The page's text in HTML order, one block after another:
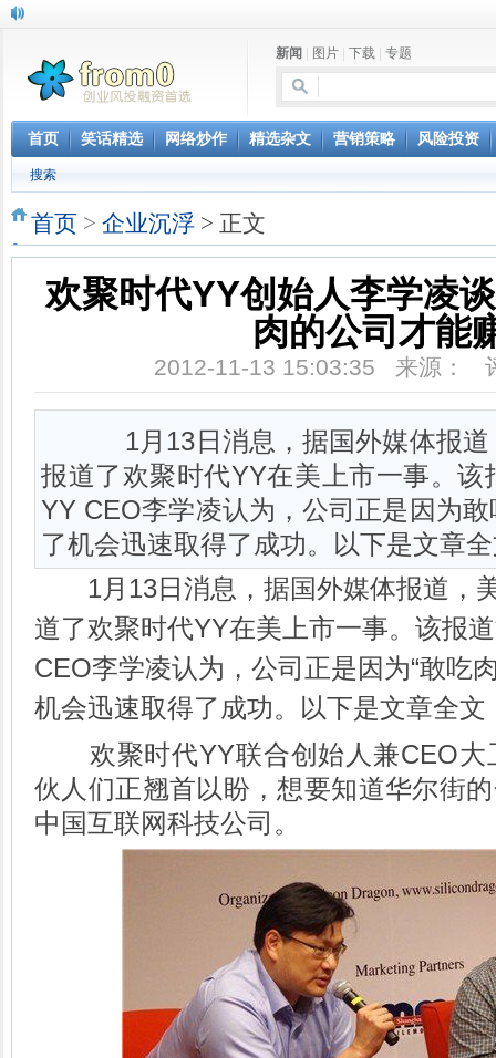
新闻 图片 下载 专题
首页 笑话精选 网络炒作 精选杂文 营销策略 风险投资
搜索
首页 > 企业沉浮 > 正文
欢聚时代YY创始人李学凌
肉的公司才能
2012-11-13 15:03:35 来源：
1月13日消息，据国外媒体报道
报道了欢聚时代YY在美上市一事。
YY CEO李学凌认为，公司正是因为
了机会迅速取得了成功。以下是文章
1月13日消息，据国外媒体报道，
道了欢聚时代YY在美上市一事。该报
CEO李学凌认为，公司正是因为“敢吃
机会迅速取得了成功。以下是文章全文
欢聚时代YY联合创始人兼CEO大
伙人们正翘首以盼，想要知道华尔街
中国互联网科技公司。